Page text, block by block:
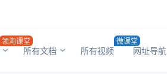
领淘课堂
所有文档 所有视频
微课堂
网址导航